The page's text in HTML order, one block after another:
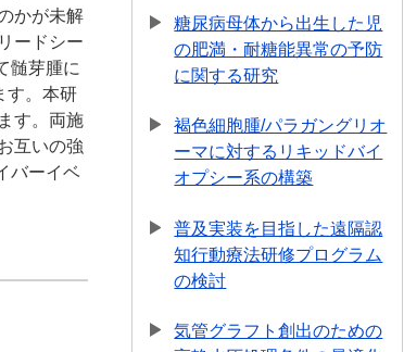
かが未解
ードシー
髄芽腫に
す。本研
す。両施
互いの強
バーイベ
糖尿病母体から出生した児
の肥満・耐糖能異常の予防
に関する研究
褐色細胞腫/パラガングリオ
ーマに対するリキッドバイ
オプシー系の構築
普及実装を目指した遠隔認
知行動療法研修プログラム
の検討
気管グラフト創出のための